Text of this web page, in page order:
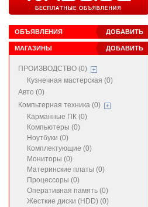
ДОБАВИТЬ
ОБЪЯВЛЕНИЯ
ДОБАВИТЬ
МАГАЗИНЫ
ПРОИЗВОДСТВО (0)
Кузнечная мастерская (0)
Авто (0)
Компьтерная техника (0)
Карманные ПК (0)
Компьютеры (0)
Ноутбуки (0)
Комплектующие (0)
Мониторы (0)
Материнские платы (0)
Процессоры (0)
Оперативная память (0)
Жесткие диски (HDD) (0)